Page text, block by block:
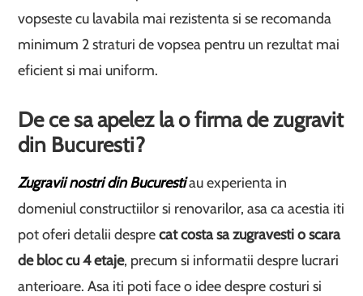
vopseste cu lavabila mai rezistenta si se recomanda
minimum 2 straturi de vopsea pentru un rezultat mai
eficient si mai uniform.
De ce sa apelez la o firma de zugravit
din Bucuresti?
Zugravii nostri din Bucurestiau experienta in
domeniul constructiilor si renovarilor, asa ca acestia iti
pot oferi detalii desprecat costa sa zugravesti o scara
de bloc cu 4 etaje, precum si informatii despre lucrari
anterioare. Asa iti poti face o idee despre costuri si